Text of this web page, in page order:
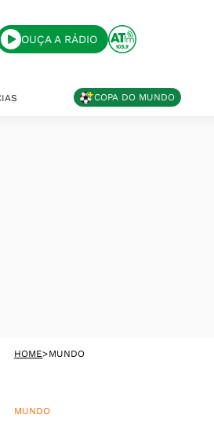
OUÇA A RÁDIO
COPA DO MUNDO
HOME>MUNDO
MUNDO